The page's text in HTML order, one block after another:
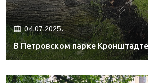
04.07.2025.
В Петровском парке